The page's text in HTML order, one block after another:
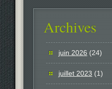
Archives
juin 2026 (24)
juillet 2023 (1)